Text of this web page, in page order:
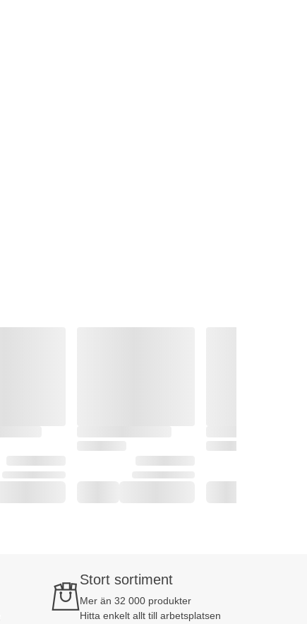
Stort sortiment
Mer än 32 000 produkter
Hitta enkelt allt till arbetsplatsen